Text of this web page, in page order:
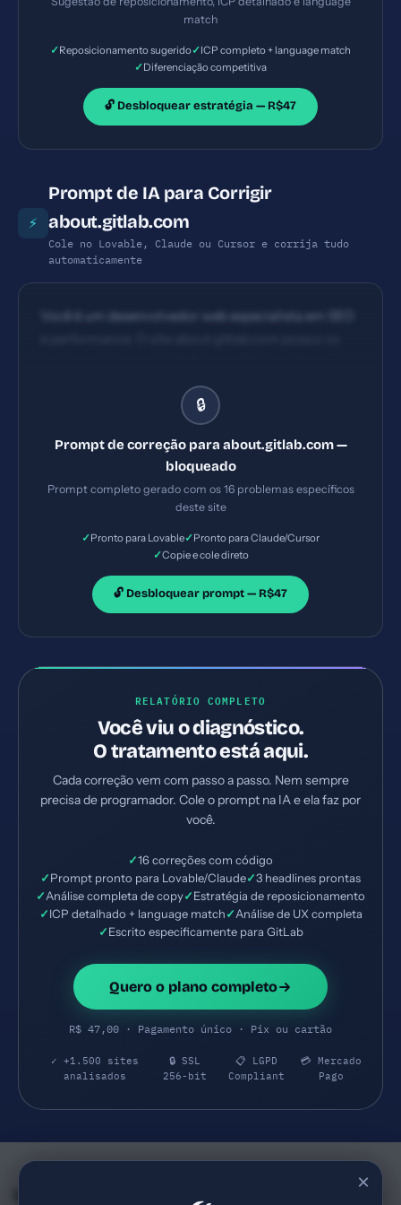
match
✓Reposicionamento sugerido✓ICP completo + language match
✓Diferenciação competitiva
🔓 Desbloquear estratégia — R$47
⚡
Prompt de IA para Corrigir
about.gitlab.com
Cole no Lovable, Claude ou Cursor e corrija tudo
automaticamente
Você é um desenvolvedor web especialista em SEO
ausente 2) X-Frame-Options ausente 3) X-
Content-Type-Options ausente 4) Referrer-Policy
gerando os arquivos necessários e configurações de
servidor. Priorize as correções críticas primeiro.
🔒
Prompt de correção para about.gitlab.com —
bloqueado
Prompt completo gerado com os 16 problemas específicos
deste site
✓Pronto para Lovable✓Pronto para Claude/Cursor
✓Copie e cole direto
🔓 Desbloquear prompt — R$47
RELATÓRIO COMPLETO
Você viu o diagnóstico.
O tratamento está aqui.
Cada correção vem com passo a passo. Nem sempre
precisa de programador. Cole o prompt na IA e ela faz por
você.
✓16 correções com código
✓Prompt pronto para Lovable/Claude✓3 headlines prontas
✓Análise completa de copy✓Estratégia de reposicionamento
✓ICP detalhado + language match✓Análise de UX completa
✓Escrito especificamente para GitLab
Quero o plano completo
R$ 47,00 · Pagamento único · Pix ou cartão
✓ +1.500 sites
analisados
🔒 SSL
256-bit
📋 LGPD
Compliant
💳 Mercado
Pago
×